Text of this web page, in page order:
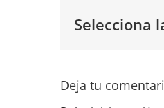
Selecciona
Deja tu